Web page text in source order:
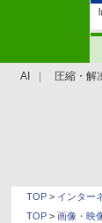
AI 圧縮・解
TOP> インター
TOP> 画像・映